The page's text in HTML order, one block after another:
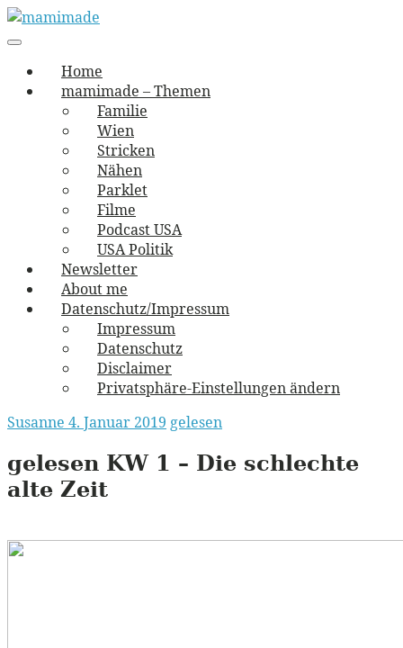
Skip
to
mamimade
vernäht und zugetextet
navigation
Menu
Home
mamimade – Themen
Familie
Wien
Stricken
Nähen
Parklet
Filme
Podcast USA
USA Politik
Newsletter
About me
Datenschutz/Impressum
Impressum
Datenschutz
Disclaimer
Privatsphäre-Einstellungen ändern
Susanne 4. Januar 2019 gelesen
gelesen KW1 – Die schlechte
alte Zeit